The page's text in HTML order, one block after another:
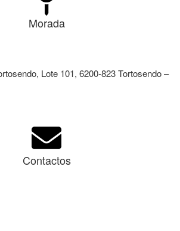
Morada
Lote 101, 6200-823 Tortosendo –
Contactos